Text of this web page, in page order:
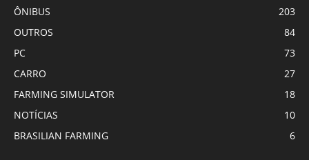
ÔNIBUS
203
OUTROS
84
PC
73
CARRO
27
FARMING SIMULATOR
18
NOTÍCIAS
10
BRASILIAN FARMING
6